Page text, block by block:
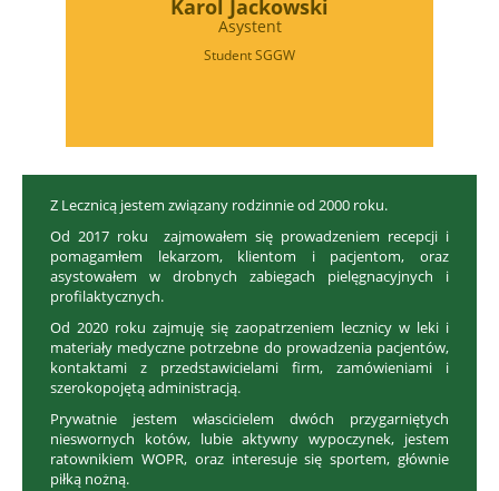
Karol Jackowski
Asystent
Student SGGW
Z Lecznicą jestem związany rodzinnie od 2000 roku.
Od 2017 roku zajmowałem się prowadzeniem recepcji i
pomagamłem lekarzom, klientom i pacjentom, oraz
asystowałem w drobnych zabiegach pielęgnacyjnych i
profilaktycznych.
Od 2020 roku zajmuję się zaopatrzeniem lecznicy w leki i
materiały medyczne potrzebne do prowadzenia pacjentów,
kontaktami z przedstawicielami firm, zamówieniami i
szerokopojętą administracją.
Prywatnie jestem włascicielem dwóch przygarniętych
nieswornych kotów, lubie aktywny wypoczynek, jestem
ratownikiem WOPR, oraz interesuje się sportem, głównie
piłką nożną.